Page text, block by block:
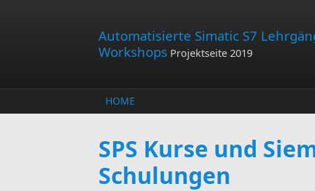
Automatisierte Simatic S7
Workshops Projektseite 2019
HOME
SPS Kurse und
Schulungen